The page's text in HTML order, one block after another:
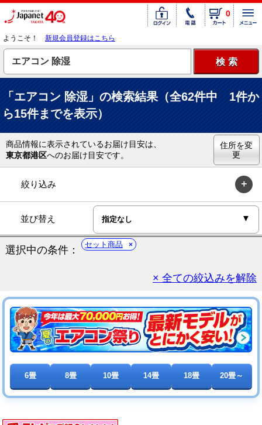
0
ようこそ！ 新規会員登録はこちら
「エアコン 除湿」の検索結果（全62件中 1件か
ら15件までを表示）
商品情報に表示されているお届け目安は、
東京都港区へのお届け目安です。
住所を変
更
絞り込み
並び替え
選択中の条件： セット商品
× 全ての絞込みを解除
6畳 8畳 10畳 14畳 18畳 20畳～